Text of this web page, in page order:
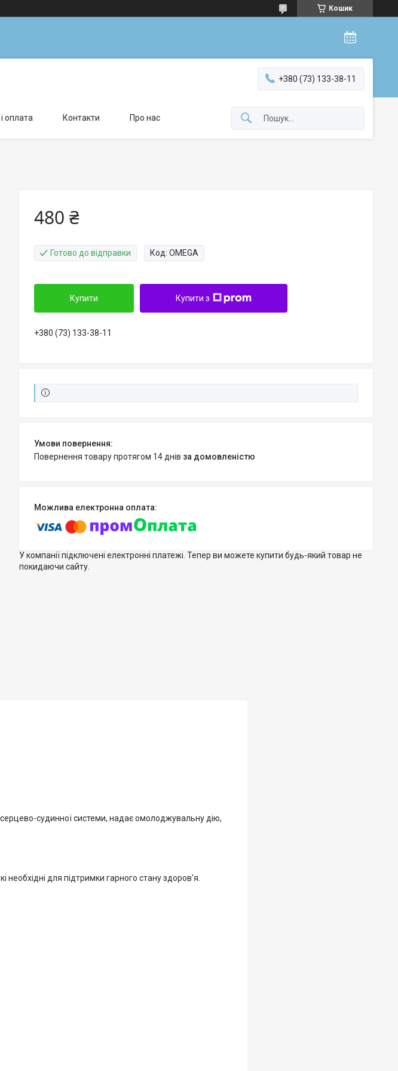
Кошик
+380 (73) 133-38-11
оплата Контакти Про нас
480 ₴
Готово до відправки Код: OMEGA
Купити Купити з
+380 (73) 133-38-11
повернення товару протягом 14 днів за домовленістю
У компанії підключені електронні платежі. Тепер ви можете купити будь-який товар не
покидаючи сайту.
серцево-судинної системи, надає омолоджувальну дію,
для підтримки гарного стану здоров'я.